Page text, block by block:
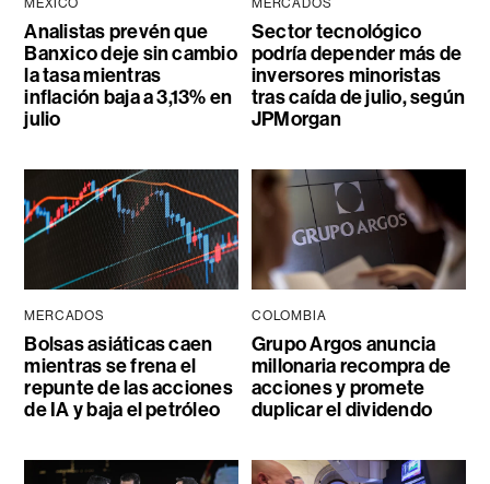
Analistas prevén que
Banxico deje sin cambio
la tasa mientras
inflación baja a 3,13% en
julio
Sector tecnológico
podría depender más de
inversores minoristas
tras caída de julio, según
JPMorgan
MERCADOS
Bolsas asiáticas caen
mientras se frena el
repunte de las acciones
de IA y baja el petróleo
COLOMBIA
Grupo Argos anuncia
millonaria recompra de
acciones y promete
duplicar el dividendo